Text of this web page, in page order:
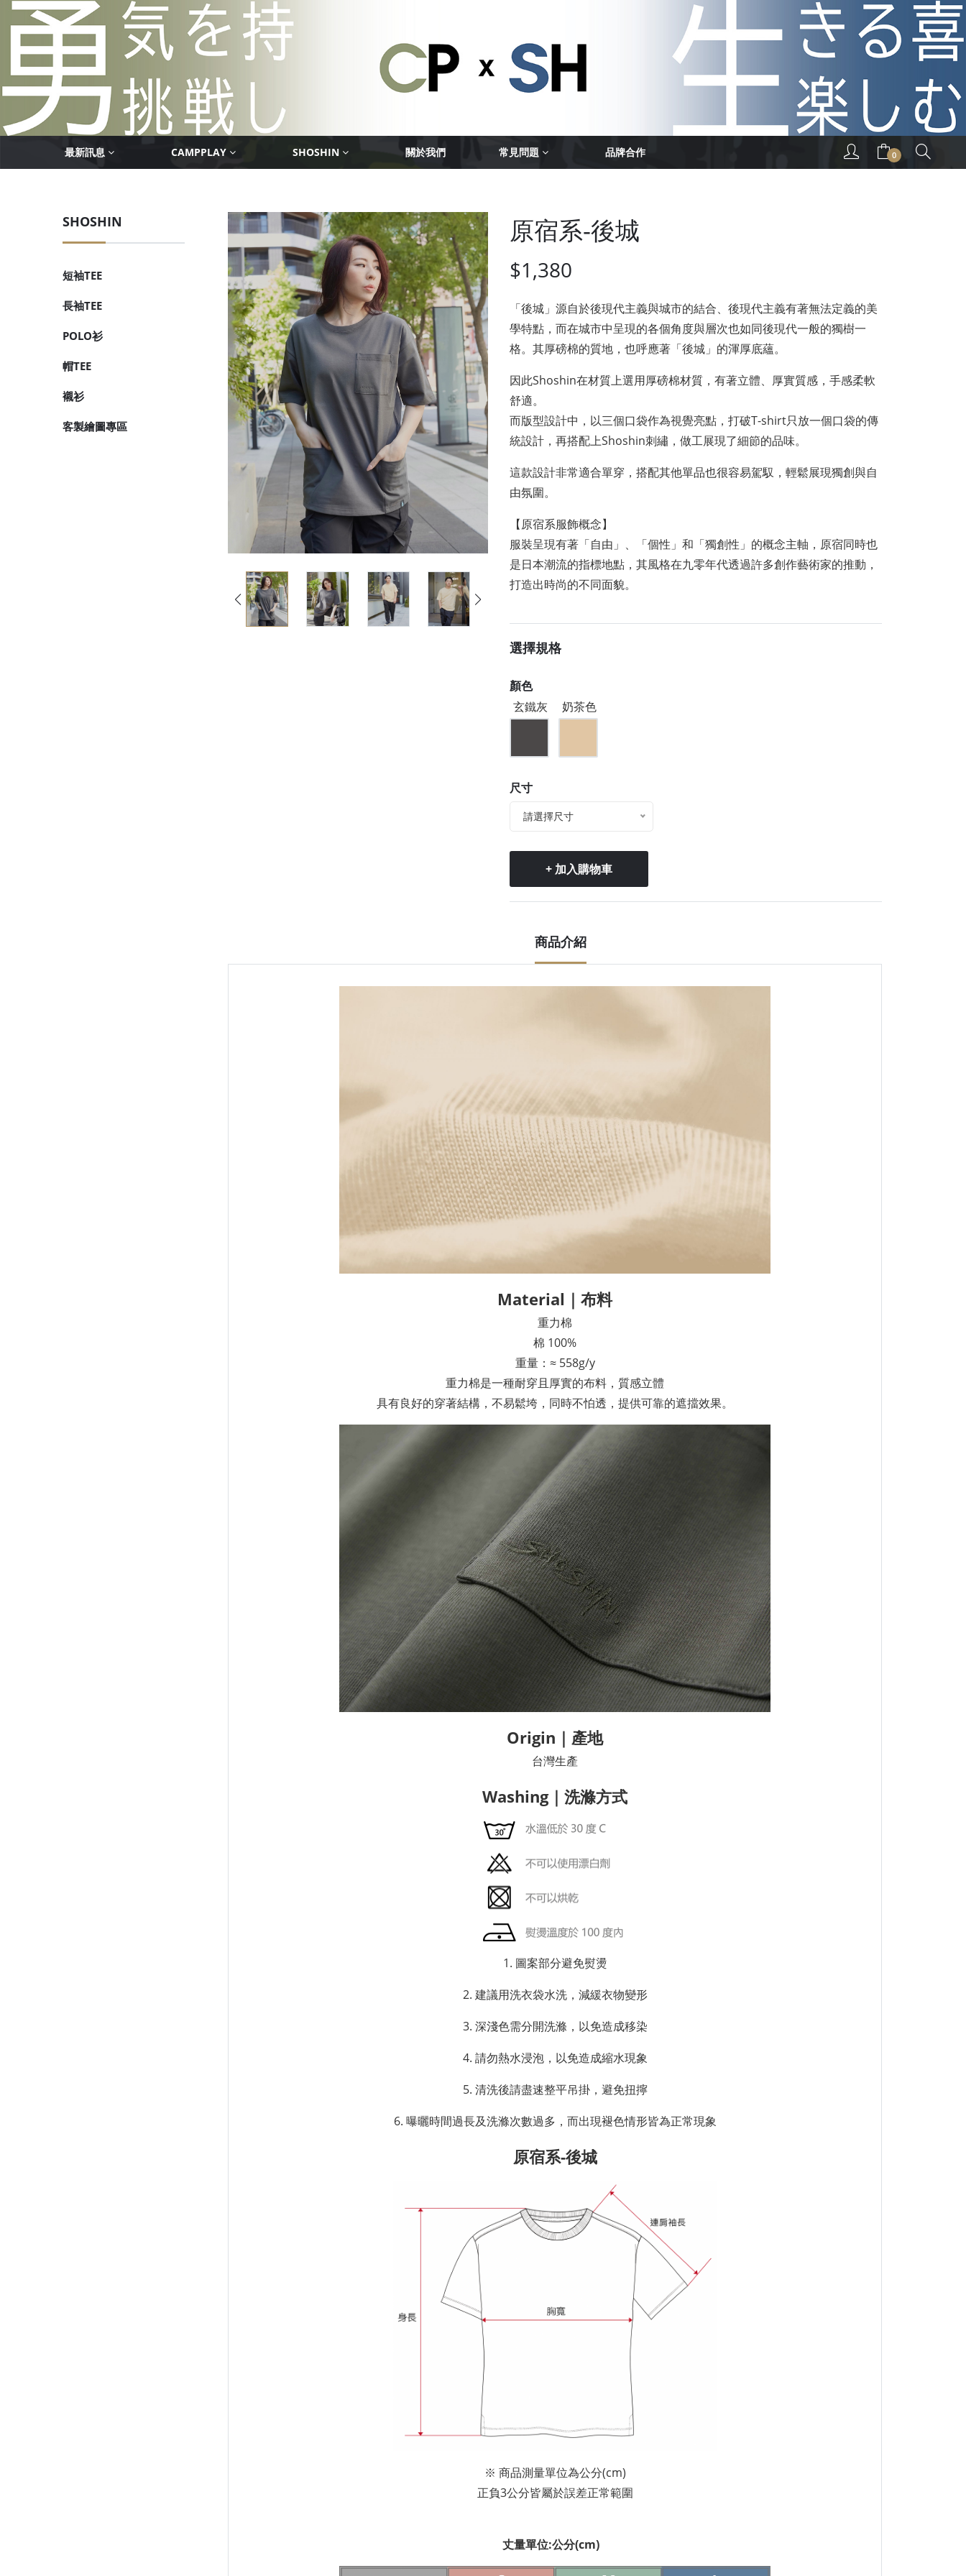
最新訊息 CAMPPLAY SHOSHIN 關於我們 常見問題 品牌合作 0
SHOSHIN
短袖TEE
長袖TEE
POLO衫
帽TEE
襯衫
客製繪圖專區
原宿系-後城
$1,380
「後城」源自於後現代主義與城市的結合、後現代主義有著無法定義的美
學特點，而在城市中呈現的各個角度與層次也如同後現代一般的獨樹一
格。其厚磅棉的質地，也呼應著「後城」的渾厚底蘊。
因此Shoshin在材質上選用厚磅棉材質，有著立體、厚實質感，手感柔軟
舒適。
而版型設計中，以三個口袋作為視覺亮點，打破T-shirt只放一個口袋的傳
統設計，再搭配上Shoshin刺繡，做工展現了細節的品味。
這款設計非常適合單穿，搭配其他單品也很容易駕馭，輕鬆展現獨創與自
由氛圍。
【原宿系服飾概念】
服裝呈現有著「自由」、「個性」和「獨創性」的概念主軸，原宿同時也
是日本潮流的指標地點，其風格在九零年代透過許多創作藝術家的推動，
打造出時尚的不同面貌。
選擇規格
顏色
玄鐵灰
奶茶色
尺寸
請選擇尺寸
+ 加入購物車
商品介紹
Material｜布料
重力棉
棉 100%
重量：≈ 558g/y
重力棉是一種耐穿且厚實的布料，質感立體
具有良好的穿著結構，不易鬆垮，同時不怕透，提供可靠的遮擋效果。
Origin｜產地
台灣生產
Washing｜洗滌方式
1. 圖案部分避免熨燙
2. 建議用洗衣袋水洗，減緩衣物變形
3. 深淺色需分開洗滌，以免造成移染
4. 請勿熱水浸泡，以免造成縮水現象
5. 清洗後請盡速整平吊掛，避免扭擰
6. 曝曬時間過長及洗滌次數過多，而出現褪色情形皆為正常現象
原宿系-後城
※ 商品測量單位為公分(cm)
正負3公分皆屬於誤差正常範圍
丈量單位:公分(cm)